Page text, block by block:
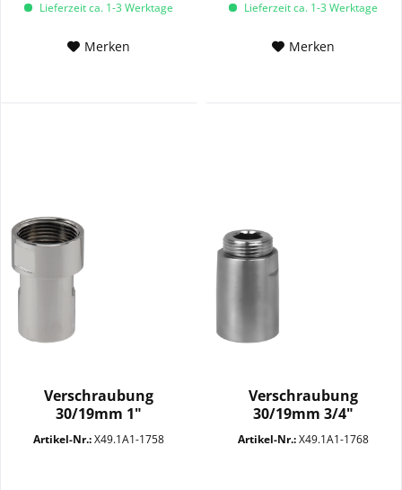
Lieferzeit ca. 1-3 Werktage
Merken
Lieferzeit ca. 1-3 Werktage
Merken
Verschraubung
30/19mm 1"
Überwurfmutter
SW14+30 MC
Artikel-Nr.:X49.1A1-1758
Verschraubung
30/19mm 3/4"
AGSW14+30 MC
Artikel-Nr.:X49.1A1-1768